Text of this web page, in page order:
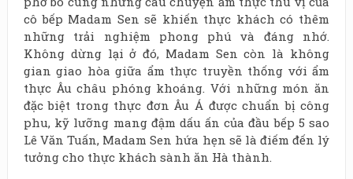
cô bếp Madam Sen sẽ khiến thực khách có thêm
những trải nghiệm phong phú và đáng nhớ.
Không dừng lại ở đó, Madam Sen còn là không
gian giao hòa giữa ẩm thực truyền thống với ẩm
thực Âu châu phóng khoáng. Với những món ăn
đặc biệt trong thực đơn Âu Á được chuẩn bị công
phu, kỹ lưỡng mang đậm dấu ấn của đầu bếp 5 sao
Lê Văn Tuấn, Madam Sen hứa hẹn sẽ là điếm đến lý
tưởng cho thực khách sành ăn Hà thành.